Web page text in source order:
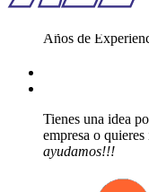
Años de
Años de
Agilidad
Tienes una idea
empresa o
ayudamos!!!